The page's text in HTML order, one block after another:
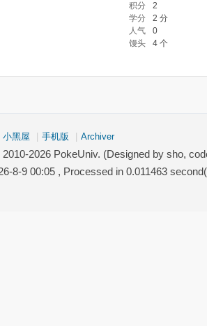
积分
2
学分
2 分
人气
0
馒头
4 个
小黑屋 手机版 Archiver
2026 PokeUniv. (Designed by sho,
8-9 00:05 , Processed in 0.011463